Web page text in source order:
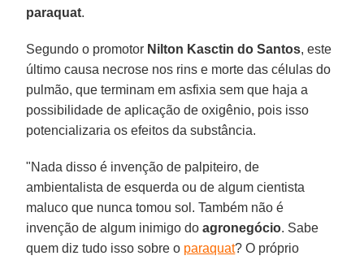
paraquat.
Segundo o promotor Nilton Kasctin do Santos, este
último causa necrose nos rins e morte das células do
pulmão, que terminam em asfixia sem que haja a
possibilidade de aplicação de oxigênio, pois isso
potencializaria os efeitos da substância.
"Nada disso é invenção de palpiteiro, de
ambientalista de esquerda ou de algum cientista
maluco que nunca tomou sol. Também não é
invenção de algum inimigo doagronegócio. Sabe
quem diz tudo isso sobre o paraquat? O próprio